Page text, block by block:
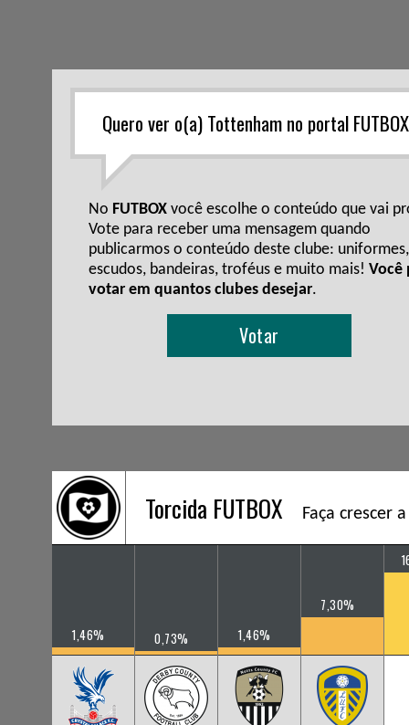
Quero ver o(a) Tottenham no portal
No FUTBOX você escolhe o conteúdo que vai
Vote para receber uma mensagem quando
publicarmos o conteúdo deste clube: uniformes,
escudos, bandeiras, troféus e muito mais! Você
votar em quantos clubes desejar.
Votar
Torcida FUTBOX Faça crescer
1,46% 0,73% 1,46%
7,30%